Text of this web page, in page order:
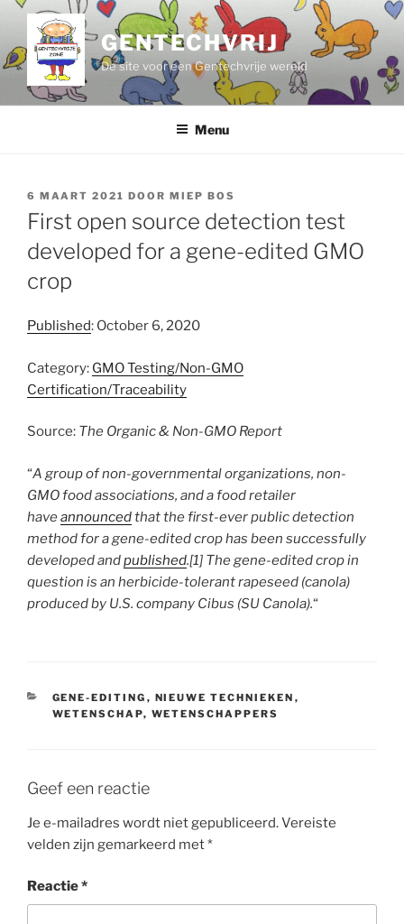
de
inhoud
GENTECHVRIJ
De site voor een Gentechvrije wereld
Menu
GEPLAATST
OP
6 MAART 2021 DOOR MIEP BOS
First open source detection test
developed for a gene-edited GMO
crop
Published: October 6, 2020
Category: GMO Testing/Non-GMO
Certification/Traceability
Source: The Organic & Non-GMO Report
“A group of non-governmental organizations, non-
GMO food associations, and a food retailer
haveannouncedthat the first-ever public detection
method for a gene-edited crop has been successfully
developed andpublished.[1] The gene-edited crop in
question is an herbicide-tolerant rapeseed (canola)
produced by U.S. company Cibus (SU Canola).“
CATEGORIEËN
GENE-EDITING , NIEUWE TECHNIEKEN ,
WETENSCHAP, WETENSCHAPPERS
Geef een reactie
Je e-mailadres wordt niet gepubliceerd.Vereiste
velden zijn gemarkeerd met*
Reactie*